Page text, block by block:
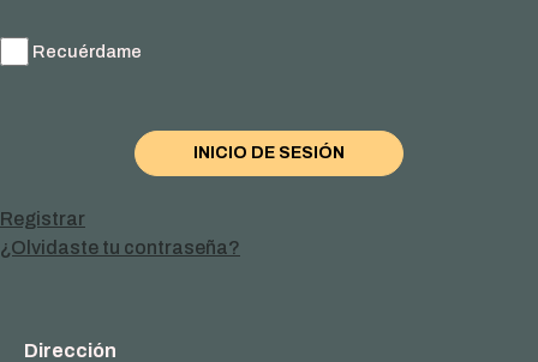
PVC
y
Recuérdame
Registrar
¿Olvidaste tu contraseña?
Dirección